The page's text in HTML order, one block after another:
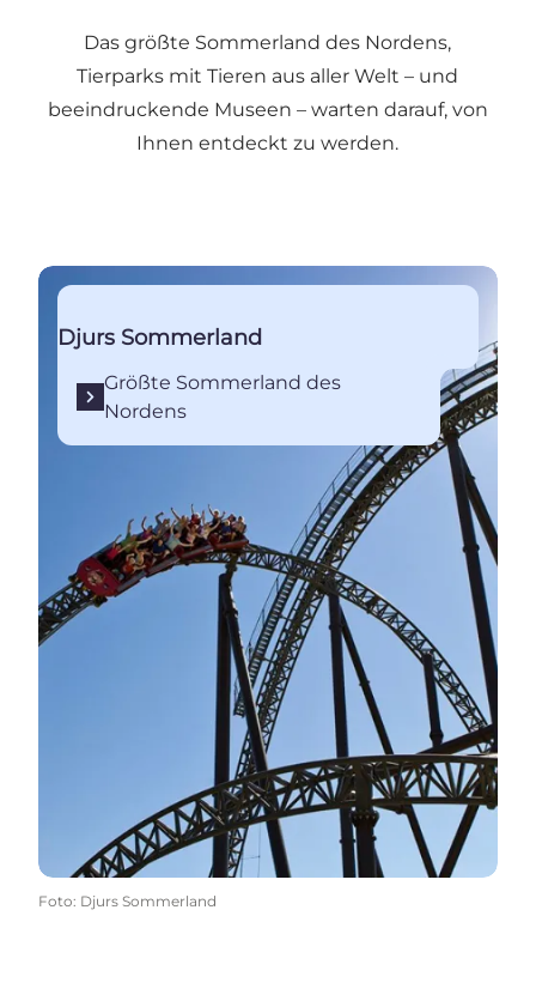
Das größte Sommerland des Nordens,
Tierparks mit Tieren aus aller Welt – und
beeindruckende Museen – warten darauf, von
Ihnen entdeckt zu werden.
Größte Sommerland des Nordens
Djurs Sommerland
Größte Sommerland des
Nordens
Foto: Djurs Sommerland